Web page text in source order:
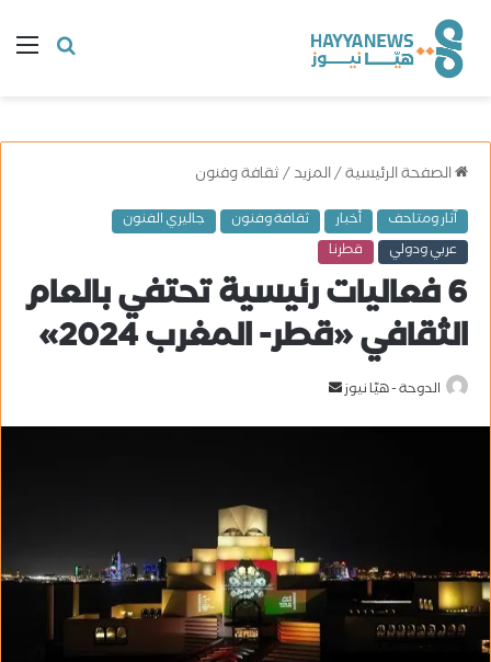
البحث
الصفحة الرئيسية/المزيد/ثقافة وفنون
آثار ومتاحف أخبار ثقافة وفنون
جاليري الفنون
عربي ودولي
قطرنا
6 فعاليات رئيسية تحتفي بالعام
الثقافي «قطر- المغرب 2024»
الدوحة - هيّا نيوز
د